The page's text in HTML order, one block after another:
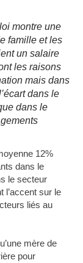
montre une
famille et les
un salaire
les raisons
mais dans
dans le
dans le
12%
dans le
le secteur
l’accent sur le
liés au
mère de
pour